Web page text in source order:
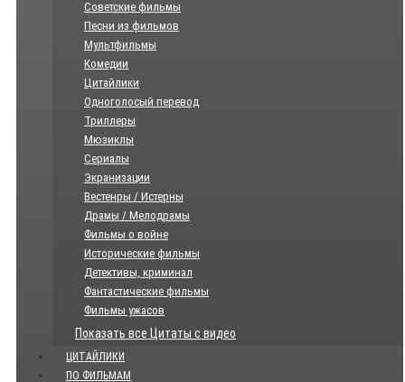
Советские фильмы
Песни из фильмов
Мультфильмы
Комедии
Цитайлики
Одноголосый перевод
Триллеры
Мюзиклы
Сериалы
Экранизации
Вестенры / Истерны
Драмы / Мелодрамы
Фильмы о войне
Исторические фильмы
Детективы, криминал
Фантастические фильмы
Фильмы ужасов
Показать все Цитаты с видео
ЦИТАЙЛИКИ
ПО ФИЛЬМАМ